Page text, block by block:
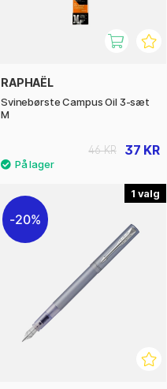
RAPHAËL
Svinebørste Campus Oil 3-sæt
M
37 KR
46 KR
1
20%